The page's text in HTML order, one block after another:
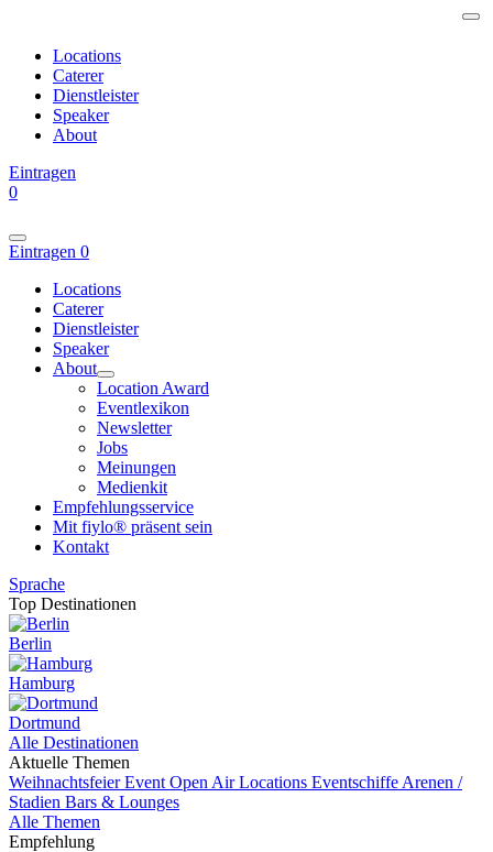
Locations
Caterer
Dienstleister
Speaker
About
Eintragen
0
Eintragen 0
Locations
Caterer
Dienstleister
Speaker
About
Location Award
Eventlexikon
Newsletter
Jobs
Meinungen
Medienkit
Empfehlungsservice
Mit fiylo® präsent sein
Kontakt
Sprache
Top Destinationen
Berlin
Hamburg
Dortmund
Alle Destinationen
Aktuelle Themen
WeihnachtsfeierEvent Open Air Locations Eventschiffe Arenen /
Stadien Bars & Lounges
Alle Themen
Empfehlung